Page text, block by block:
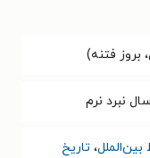
بروز فتنه)
نبرد نرم
، تاریخ